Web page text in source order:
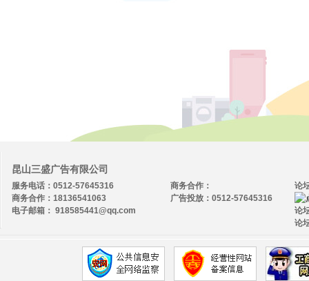
昆山三盛广告有限公司
服务电话：0512-57645316
商务合作：18136541063
电子邮箱： 918585441@qq.com
论
论
论
商务合作：
广告投放：0512-57645316